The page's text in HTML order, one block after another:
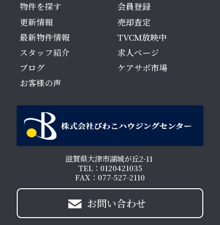
物件を探す
更新情報
最新物件情報
スタッフ紹介
ブログ
お客様の声
会員登録
売却査定
TVCM放映中
求人ページ
ケアサポ市場
滋賀県大津市湖城が丘2-11
TEL：0120421035
FAX：077-527-2110
お問い合わせ